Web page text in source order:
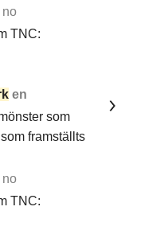
no
TNC:
en
som
framställts
no
TNC: